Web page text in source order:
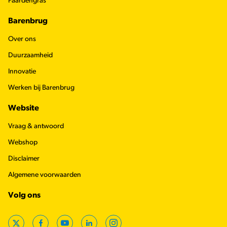
Barenbrug
Over ons
Duurzaamheid
Innovatie
Werken bij Barenbrug
Website
Vraag & antwoord
Webshop
Disclaimer
Algemene voorwaarden
Volg ons